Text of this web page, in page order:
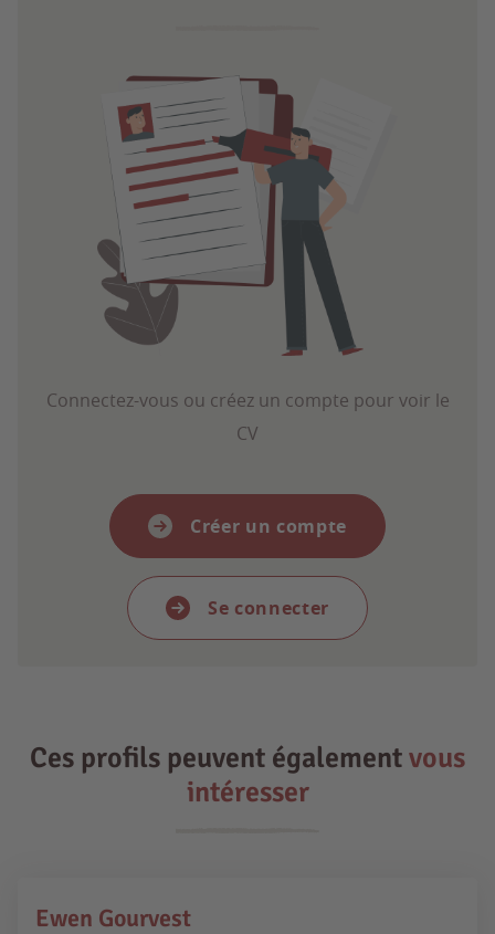
Connectez-vous ou créez un compte pour voir le
CV
Créer un compte
Se connecter
Ces profils peuvent égalementvous
intéresser
Ewen Gourvest